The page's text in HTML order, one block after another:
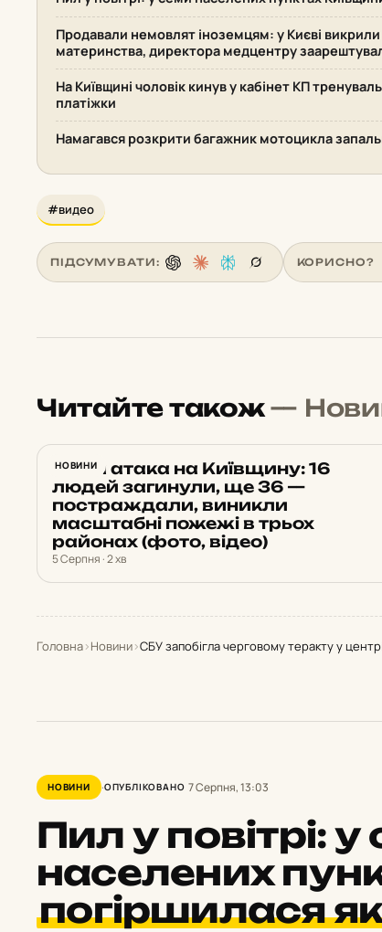
Продавали немовлят іноземцям: у Києві
материнства, директора медцентру
На Київщині чоловік кинув у кабінет КП
платіжки
Намагався розкрити багажник мотоцикла
#видео
ПІДСУМУВАТИ: КОРИСНО?
Читайте також—
НОВИНИ
Нічна атака на Київщину: 16
людей загинули, ще 36 —
постраждали, виникли
масштабні пожежі в трьох
районах (фото, відео)
5 Серпня · 2 хв
Головна›Новини›СБУ запобігла черговому теракту у
НОВИНИ ОПУБЛІКОВАНО 7 Серпня, 13:03
Пил у повітрі:
населених
погіршилася